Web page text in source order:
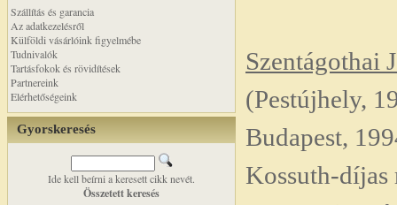
Szállítás és garancia
Az adatkezelésről
Külföldi vásárlóink figyelmébe
Tudnivalók
Tartásfokok és rövidítések
Partnereink
Elérhetőségeink
Gyorskeresés
Ide kell beírni a keresett cikk nevét.
Összetett keresés
Szentágothai
(Pestújhely,
Budapest,
Kossuth-díjas